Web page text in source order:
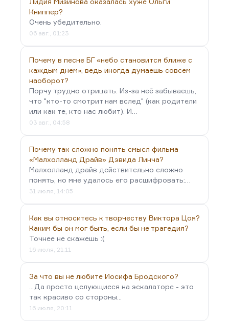
Необходимость смирения, самоограничения,
опять поношение в адрес интеллигенции.
Сахаров, конечно, не думает ни о смирении, ни о
самоограничении, а наоборот — о
необходимости…
Книппер?
Очень убедительно.
06 авг., 01:23
Почему в песне БГ «небо становится ближе с
каждым днем», ведь иногда думаешь совсем
наоборот?
Порчу трудно отрицать. Из-за неё забываешь,
что "кто-то смотрит нам вслед" (как родители
или как те, кто нас любит). И…
03 авг., 04:58
Почему так сложно понять смысл фильма
«Малхолланд Драйв» Дэвида Линча?
Малхолланд драйв действительно сложно
понять, но мне удалось его расшифровать:…
31 июля, 14:05
Как вы относитесь к творчеству Виктора Цоя?
Каким бы он мог быть, если бы не трагедия?
Точнее не скажешь :(
16 июля, 21:11
За что вы не любите Иосифа Бродского?
...Да просто целующиеся на эскалаторе - это
так красиво со стороны...
16 июля, 20:11